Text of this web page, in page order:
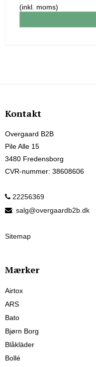
(inkl. moms)
Kontakt
Overgaard B2B
Pile Alle 15
3480 Fredensborg
CVR-nummer: 38608606
22256369
: salg@overgaardb2b.dk
Sitemap
Mærker
Airtox
ARS
Bato
Bjørn Borg
Blåkläder
Bollé